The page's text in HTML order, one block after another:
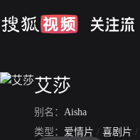
艾莎
别名： Aisha
类型： 爱情片 / 喜剧片 /